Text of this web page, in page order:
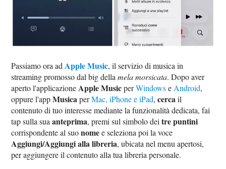
Passiamo ora ad Apple Music, il servizio di musica in
streaming promosso dal big dellamela morsicata. Dopo aver
aperto l'applicazione Apple MusicperWindowse Android,
oppure l'appMusicaperMac, iPhone e iPad,cercail
contenuto di tuo interesse mediante la funzionalità dedicata, fai
tap sulla suaanteprima, premi sul simbolo deitre puntini
corrispondente al suonomee seleziona poi la voce
Aggiungi/Aggiungi alla libreria, ubicata nel menu apertosi,
per aggiungere il contenuto alla tua libreria personale.